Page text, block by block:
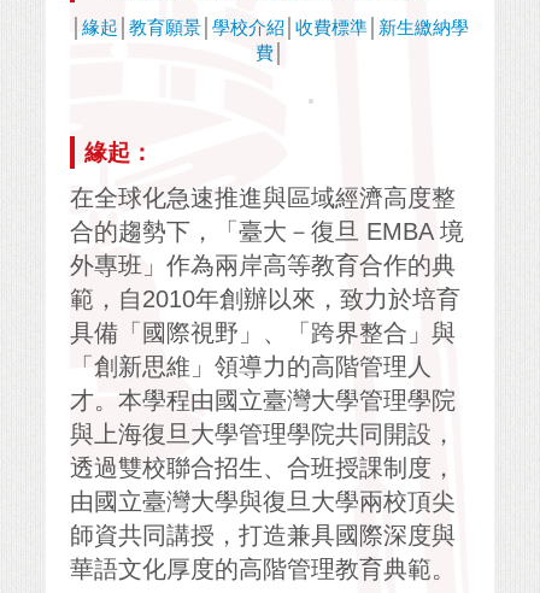
緣起 教育願景 學校介紹 收費標準 新生繳納學
費
.
緣起：
在全球化急速推進與區域經濟高度整
合的趨勢下，「臺大－復旦 EMBA 境
外專班」作為兩岸高等教育合作的典
範，自2010年創辦以來，致力於培育
具備「國際視野」、「跨界整合」與
「創新思維」領導力的高階管理人
才。本學程由國立臺灣大學管理學院
與上海復旦大學管理學院共同開設，
透過雙校聯合招生、合班授課制度，
由國立臺灣大學與復旦大學兩校頂尖
師資共同講授，打造兼具國際深度與
華語文化厚度的高階管理教育典範。